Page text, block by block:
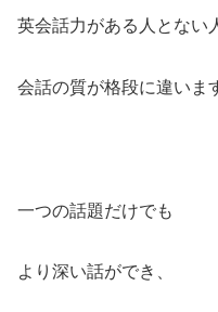
英会話力がある人とない
会話の質が格段に違いま
一つの話題だけでも
より深い話ができ、